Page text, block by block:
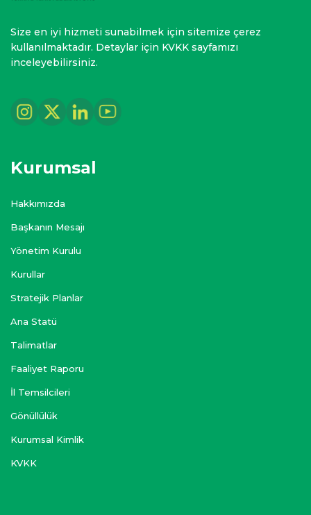
Size en iyi hizmeti sunabilmek için sitemize çerez
kullanılmaktadır. Detaylar için KVKK sayfamızı
inceleyebilirsiniz.
Kurumsal
Hakkımızda
Başkanın Mesajı
Yönetim Kurulu
Kurullar
Stratejik Planlar
Ana Statü
Talimatlar
Faaliyet Raporu
İl Temsilcileri
Gönüllülük
Kurumsal Kimlik
KVKK